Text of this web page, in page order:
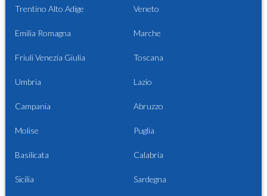
Trentino Alto Adige Veneto
Emilia Romagna Marche
Friuli Venezia Giulia Toscana
Umbria Lazio
Campania Abruzzo
Molise Puglia
Basilicata Calabria
Sicilia Sardegna